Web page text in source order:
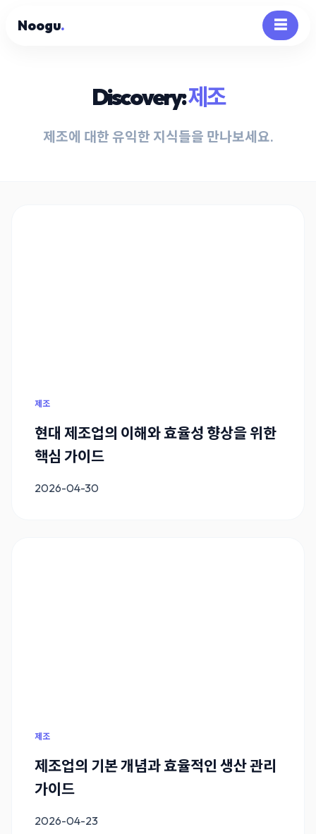
Noogu. ☰
Discovery:제조
제조에 대한 유익한 지식들을 만나보세요.
제조
현대 제조업의 이해와 효율성 향상을 위한
핵심 가이드
2026-04-30
제조
제조업의 기본 개념과 효율적인 생산 관리
가이드
2026-04-23